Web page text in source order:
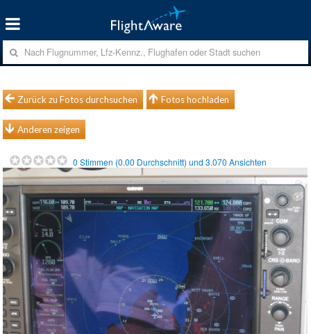
Zurück zu Fotos durchsuchen Fotos hochladen
Anderen zeigen
0 Stimmen (0.00 Durchschnitt) und3.070 Ansichten